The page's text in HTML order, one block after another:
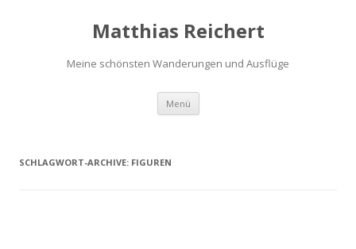
Matthias Reichert
Meine schönsten Wanderungen und Ausflüge
Menü Zum
springen
SCHLAGWORT-ARCHIVE: FIGUREN